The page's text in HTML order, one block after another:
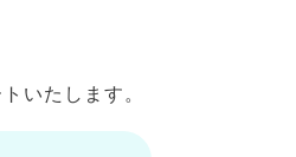
いたします。